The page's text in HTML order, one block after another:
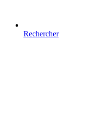
Rechercher